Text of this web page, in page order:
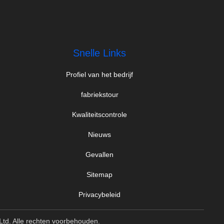
Snelle Links
Profiel van het bedrijf
fabriekstour
Kwaliteitscontrole
Nieuws
Gevallen
Sitemap
Privacybeleid
Alle rechten voorbehouden.